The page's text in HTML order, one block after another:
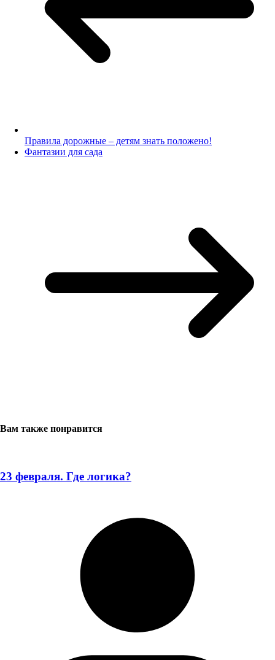
Правила дорожные – детям знать положено!
Фантазии для сада
Вам также понравится
23 февраля. Где логика?